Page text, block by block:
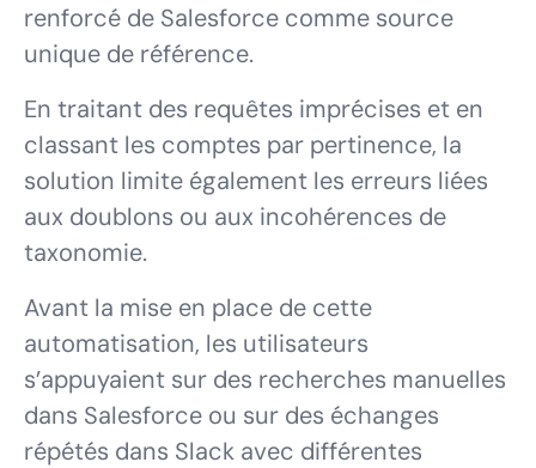
renforcé de Salesforce comme source
unique de référence.
En traitant des requêtes imprécises et en
classant les comptes par pertinence, la
solution limite également les erreurs liées
aux doublons ou aux incohérences de
taxonomie.
Avant la mise en place de cette
automatisation, les utilisateurs
s’appuyaient sur des recherches manuelles
dans Salesforce ou sur des échanges
répétés dans Slack avec différentes